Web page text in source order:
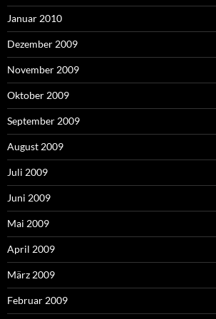
Januar 2010
Dezember 2009
November 2009
Oktober 2009
September 2009
August 2009
Juli 2009
Juni 2009
Mai 2009
April 2009
März 2009
Februar 2009